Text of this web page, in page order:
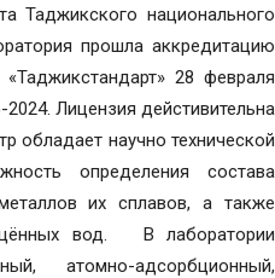
Таджикского национального
прошла аккредитацию
28 февраля
Лицензия дейстивительна
обладает научно технической
определения состава
их сплавов, а также
вод. В лаборатории
атомно-адсорбционный,